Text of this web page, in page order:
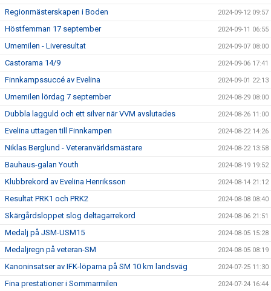
Regionmästerskapen i Boden 2024-09-12 09:57
Höstfemman 17 september 2024-09-11 06:55
Umemilen - Liveresultat 2024-09-07 08:00
Castorama 14/9 2024-09-06 17:41
Finnkampssuccé av Evelina 2024-09-01 22:13
Umemilen lördag 7 september 2024-08-29 08:00
Dubbla lagguld och ett silver när VVM avslutades 2024-08-26 11:00
Evelina uttagen till Finnkampen 2024-08-22 14:26
Niklas Berglund - Veteranvärldsmästare 2024-08-22 13:58
Bauhaus-galan Youth 2024-08-19 19:52
Klubbrekord av Evelina Henriksson 2024-08-14 21:12
Resultat PRK1 och PRK2 2024-08-08 08:40
Skärgårdsloppet slog deltagarrekord 2024-08-06 21:51
Medalj på JSM-USM15 2024-08-05 15:28
Medaljregn på veteran-SM 2024-08-05 08:19
Kanoninsatser av IFK-löparna på SM 10 km landsväg 2024-07-25 11:30
Fina prestationer i Sommarmilen 2024-07-24 16:44